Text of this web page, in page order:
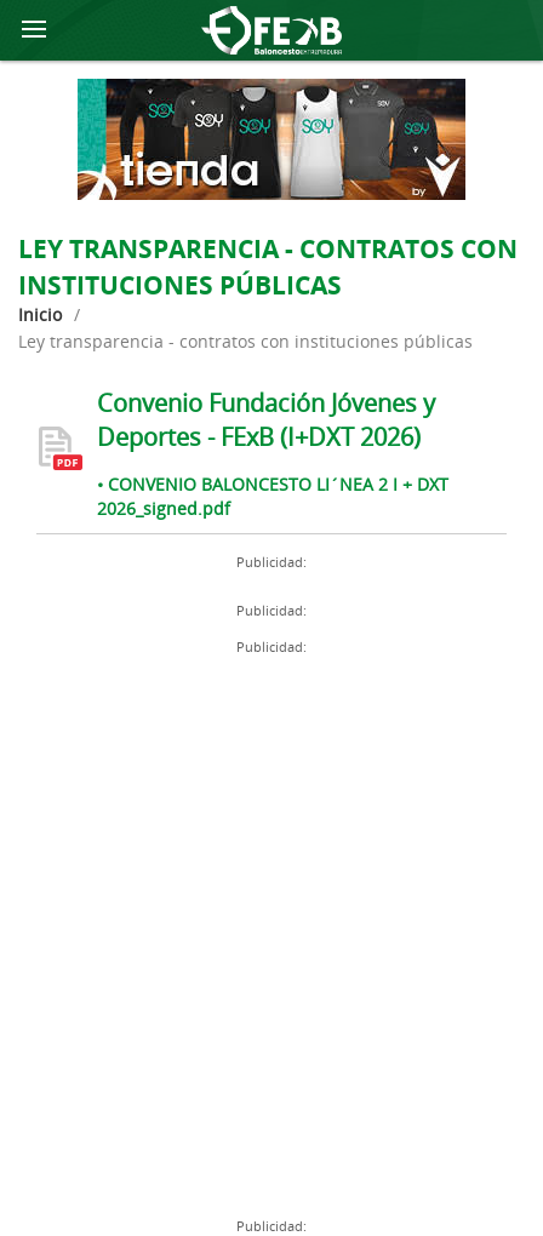
LEY TRANSPARENCIA - CONTRATOS CON
INSTITUCIONES PÚBLICAS
Inicio /
ley transparencia - contratos con instituciones públicas
Convenio Fundación Jóvenes y
Deportes - FExB (I+DXT 2026)
• CONVENIO BALONCESTO LI´NEA 2 I + DXT
2026_signed.pdf
Publicidad:
Publicidad:
Publicidad:
Publicidad: